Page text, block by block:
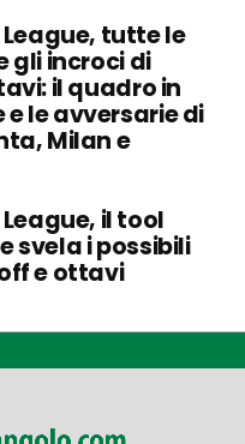
tutte le
gli incroci di
il quadro in
le avversarie di
Milan e
il tool
svela i possibili
e ottavi